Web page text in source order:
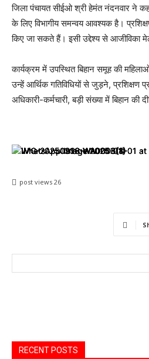
जिला पंचायत सीईओ श्री हेमंत नंदनवार ने
के लिए विभागीय समन्वय आवश्यक है।
किए जा सकते हैं। इसी उद्देश्य से आजीविका
कार्यक्रम में उपस्थित बिहान समूह की
उन्हें आर्थिक गतिविधियों से जुड़ने, प्रशिक्षण
अधिकारी-कर्मचारी, बड़ी संख्या में बिहान की
post views 26
RECENT POSTS